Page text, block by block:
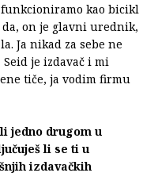
funkcioniramo kao bicikl
on je glavni urednik,
Ja nikad za sebe ne
je izdavač i mi
tiče, ja vodim firmu
jedno drugom u
li se ti u
izdavačkih